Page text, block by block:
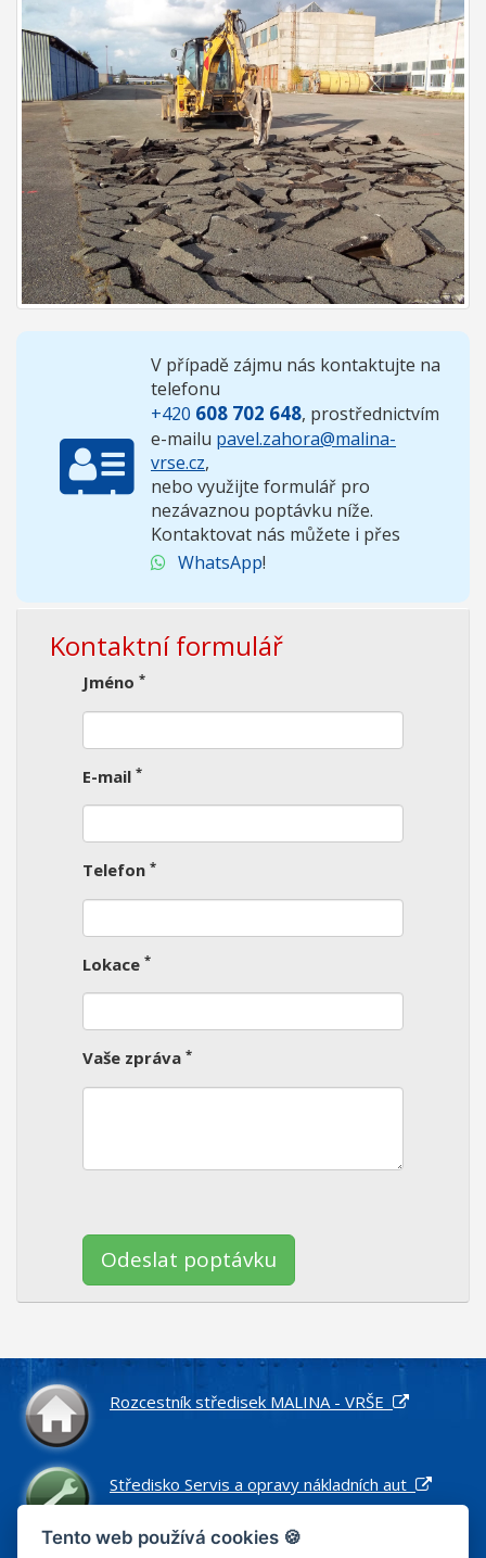
V případě zájmu nás kontaktujte na
telefonu
+420 608 702 648, prostřednictvím
e-mailu pavel.zahora@malina-
vrse.cz,
nebo využijte formulář pro
nezávaznou poptávku níže.
Kontaktovat nás můžete i přes
WhatsApp!
Kontaktní formulář
Jméno *
E-mail *
Telefon *
Lokace *
Vaše zpráva *
pole
prázdné.
Rozcestník středisek MALINA - VRŠE
Středisko Servis a opravy nákladních aut
Tento web používá cookies 🍪